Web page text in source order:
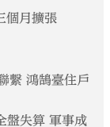
個月擴張
繫 鴻鵠臺住戶
盤失算 軍事成